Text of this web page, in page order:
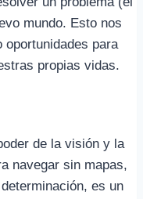
mundo. Esto nos
para
propias vidas.
de la visión y la
navegar sin mapas,
es un